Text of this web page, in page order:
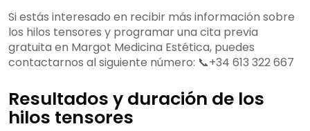
Si estás interesado en recibir más información sobre
los hilos tensores y programar una cita previa
gratuita en Margot Medicina Estética, puedes
contactarnos al siguiente número: 📞+34 613 322 667
Resultados y duración de los
hilos tensores